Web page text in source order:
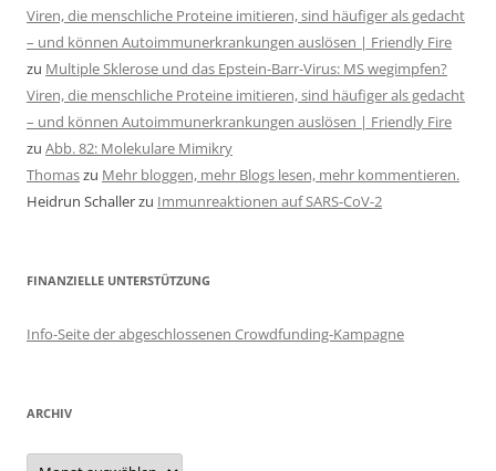
Viren, die menschliche Proteine imitieren, sind häufiger als gedacht
– und können Autoimmunerkrankungen auslösen | Friendly Fire
zu Multiple Sklerose und das Epstein-Barr-Virus: MS wegimpfen?
Viren, die menschliche Proteine imitieren, sind häufiger als gedacht
– und können Autoimmunerkrankungen auslösen | Friendly Fire
zu Abb. 82: Molekulare Mimikry
Thomaszu Mehr bloggen, mehr Blogs lesen, mehr kommentieren.
Heidrun Schallerzu Immunreaktionen auf SARS-CoV-2
FINANZIELLE UNTERSTÜTZUNG
Info-Seite der abgeschlossenen Crowdfunding-Kampagne
ARCHIV
Archiv